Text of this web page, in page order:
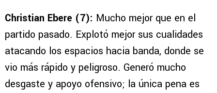
Christian Ebere (7): Mucho mejor que en el
partido pasado. Explotó mejor sus cualidades
atacando los espacios hacia banda, donde se
vio más rápido y peligroso. Generó mucho
desgaste y apoyo ofensivo; la única pena es